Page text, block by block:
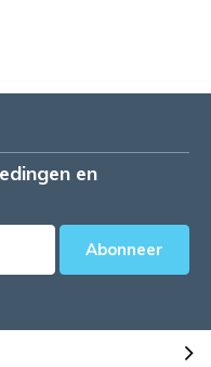
en
Abonneer